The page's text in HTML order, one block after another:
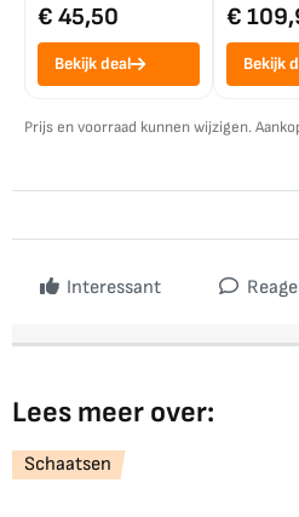
€ 45,50
Bekijk deal
€
Bekijk
Prijs en voorraad kunnen wijzigen.
Interessant
Lees meer over:
Schaatsen